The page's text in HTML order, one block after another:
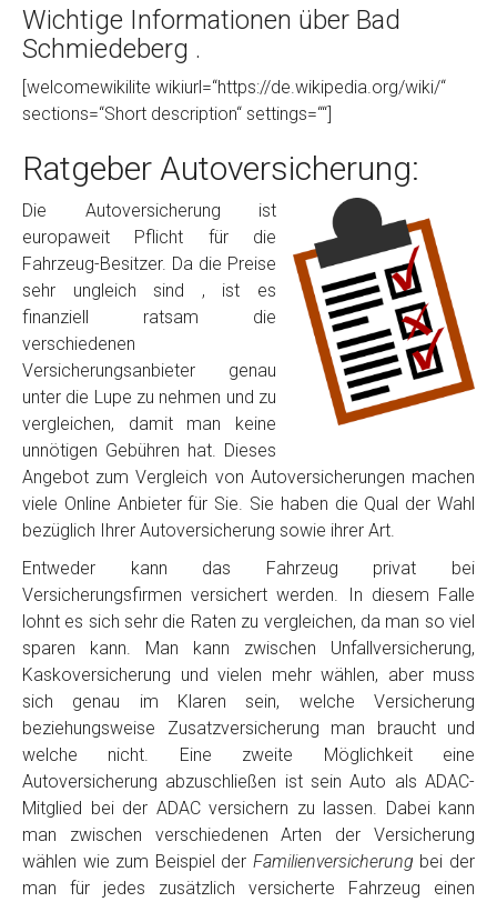
Wie viel ist 10+2 ?*
Wichtige Informationen über Bad
Schmiedeberg .
[welcomewikilite wikiurl=“https://de.wikipedia.org/wiki/“
sections=“Short description“ settings=““]
Ratgeber Autoversicherung:
Die Autoversicherung ist
europaweit Pflicht für die
Fahrzeug-Besitzer. Da die Preise
sehr ungleich sind , ist es
finanziell ratsam die
verschiedenen
Versicherungsanbieter genau
unter die Lupe zu nehmen und zu
vergleichen, damit man keine
unnötigen Gebühren hat. Dieses
Angebot zum Vergleich von Autoversicherungen machen
viele Online Anbieter für Sie. Sie haben die Qual der Wahl
bezüglich Ihrer Autoversicherung sowie ihrer Art.
Entweder kann das Fahrzeug privat bei
Versicherungsfirmen versichert werden. In diesem Falle
lohnt es sich sehr die Raten zu vergleichen, da man so viel
sparen kann. Man kann zwischen Unfallversicherung,
Kaskoversicherung und vielen mehr wählen, aber muss
sich genau im Klaren sein, welche Versicherung
beziehungsweise Zusatzversicherung man braucht und
welche nicht. Eine zweite Möglichkeit eine
Autoversicherung abzuschließen ist sein Auto als ADAC-
Mitglied bei der ADAC versichern zu lassen. Dabei kann
man zwischen verschiedenen Arten der Versicherung
wählen wie zum Beispiel der Familienversicherung bei der
man für jedes zusätzlich versicherte Fahrzeug einen